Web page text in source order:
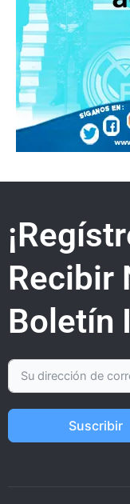
Recibir
Boletín
Suscribir